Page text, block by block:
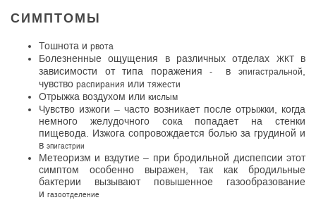
СИМПТОМЫ
Тошнота и рвота
Болезненные ощущения в различных отделах ЖКТв
зависимости от типа поражения- вэпигастральной
чувство распирания или тяжести
Отрыжка воздухом или кислым
Чувство изжоги – часто возникает после отрыжки, когда
немного желудочного сока попадает на стенки
пищевода. Изжога сопровождается болью за грудиной и
в эпигастрии
Метеоризм и вздутие – при бродильной диспепсии этот
симптом особенно выражен, так как бродильные
бактерии вызывают повышенное газообразование
и газоотделение